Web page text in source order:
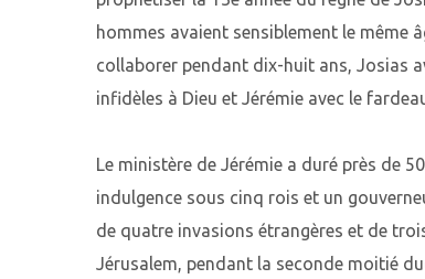
hommes avaient sensiblement le même
collaborer pendant dix-huit ans, Josias
infidèles à Dieu et Jérémie avec le
Le ministère de Jérémie a duré près de
indulgence sous cinq rois et un
de quatre invasions étrangères et de
Jérusalem, pendant la seconde moitié